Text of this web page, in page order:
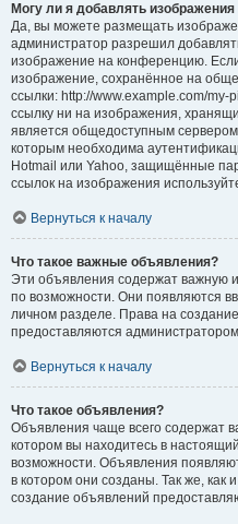
Могу ли я добавлять
Да, вы можете размещать
администратор разрешил
изображение на конференцию.
изображение, сохранённое на
ссылки: http://www.example.com/
ссылку ни на изображения,
является общедоступным
которым необходима
Hotmail или Yahoo, защищённые
ссылок на изображения
Вернуться к началу
Что такое важные объявления?
Эти объявления содержат важную
по возможности. Они появляются
личном разделе. Права на
предоставляются
Вернуться к началу
Что такое объявления?
Объявления чаще всего
котором вы находитесь в
возможности. Объявления
в котором они созданы. Так же,
создание объявлений